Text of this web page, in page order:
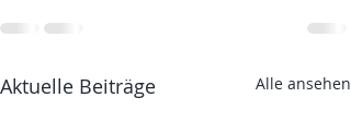
Aktuelle Beiträge Alle ansehen